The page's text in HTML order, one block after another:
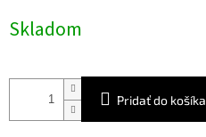
cena:
Skladom
Pridať do košíka